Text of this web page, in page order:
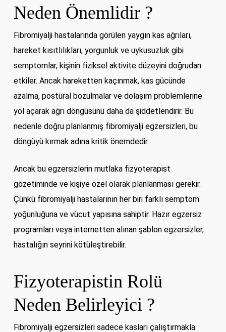
Neden Önemlidir ?
Fibromiyalji hastalarında görülen yaygın kas ağrıları,
hareket kısıtlılıkları, yorgunluk ve uykusuzluk gibi
semptomlar, kişinin fiziksel aktivite düzeyini doğrudan
etkiler. Ancak hareketten kaçınmak, kas gücünde
azalma, postüral bozulmalar ve dolaşım problemlerine
yol açarak ağrı döngüsünü daha da şiddetlendirir. Bu
nedenle doğru planlanmış fibromiyalji egzersizleri, bu
döngüyü kırmak adına kritik önemdedir.
Ancak bu egzersizlerin mutlaka fizyoterapist
gözetiminde ve kişiye özel olarak planlanması gerekir.
Çünkü fibromiyalji hastalarının her biri farklı semptom
yoğunluğuna ve vücut yapısına sahiptir. Hazır egzersiz
programları veya internetten alınan şablon egzersizler,
hastalığın seyrini kötüleştirebilir.
Fizyoterapistin Rolü
Neden Belirleyici ?
Fibromiyalji egzersizleri sadece kasları çalıştırmakla